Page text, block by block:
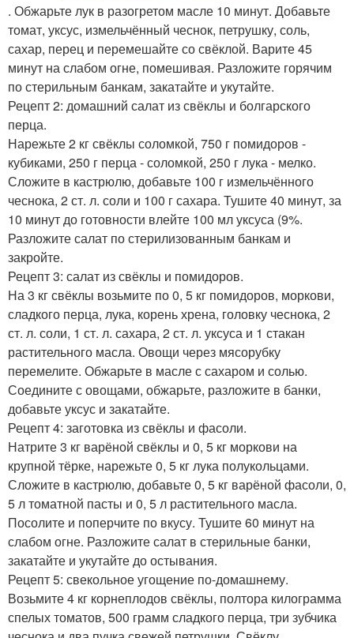
. Обжарьте лук в разогретом масле 10 минут. Добавьте
томат, уксус, измельчённый чеснок, петрушку, соль,
сахар, перец и перемешайте со свёклой. Варите 45
минут на слабом огне, помешивая. Разложите горячим
по стерильным банкам, закатайте и укутайте.
Рецепт 2: домашний салат из свёклы и болгарского
перца.
Нарежьте 2 кг свёклы соломкой, 750 г помидоров -
кубиками, 250 г перца - соломкой, 250 г лука - мелко.
Сложите в кастрюлю, добавьте 100 г измельчённого
чеснока, 2 ст. л. соли и 100 г сахара. Тушите 40 минут, за
10 минут до готовности влейте 100 мл уксуса (9%.
Разложите салат по стерилизованным банкам и
закройте.
Рецепт 3: салат из свёклы и помидоров.
На 3 кг свёклы возьмите по 0, 5 кг помидоров, моркови,
сладкого перца, лука, корень хрена, головку чеснока, 2
ст. л. соли, 1 ст. л. сахара, 2 ст. л. уксуса и 1 стакан
растительного масла. Овощи через мясорубку
перемелите. Обжарьте в масле с сахаром и солью.
Соедините с овощами, обжарьте, разложите в банки,
добавьте уксус и закатайте.
Рецепт 4: заготовка из свёклы и фасоли.
Натрите 3 кг варёной свёклы и 0, 5 кг моркови на
крупной тёрке, нарежьте 0, 5 кг лука полукольцами.
Сложите в кастрюлю, добавьте 0, 5 кг варёной фасоли, 0,
5 л томатной пасты и 0, 5 л растительного масла.
Посолите и поперчите по вкусу. Тушите 60 минут на
слабом огне. Разложите салат в стерильные банки,
закатайте и укутайте до остывания.
Рецепт 5: свекольное угощение по-домашнему.
Возьмите 4 кг корнеплодов свёклы, полтора килограмма
спелых томатов, 500 грамм сладкого перца, три зубчика